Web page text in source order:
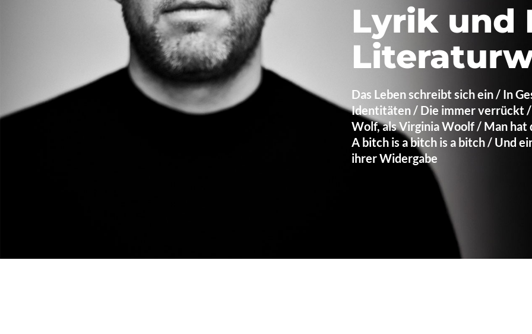
Lyrik und
Das Leben schreibt sich ein / In
Identitäten / Die immer verrückt /
Wolf, als Virginia Woolf / Man hat
A bitch is a bitch is a bitch / Und
ihrer Widergabe